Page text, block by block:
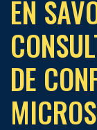
EN
DE